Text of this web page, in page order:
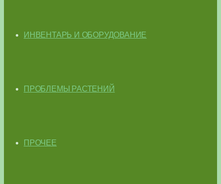
ИНВЕНТАРЬ И ОБОРУДОВАНИЕ
ПРОБЛЕМЫ РАСТЕНИЙ
ПРОЧЕЕ